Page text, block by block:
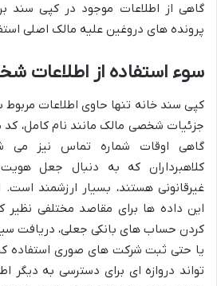
گاهی از اطلاعات موجود در کپی سند
پرونده های دروغین علیه مالک اصلی
سوء استفاده از اطلاعات
کپی سند خانه تنها حاوی اطلاعات
جزئیات شخصی مالک مانند نام کامل،
گاهی اوقات شماره تماس نیز می
کلاهبرداران که به دنبال جعل
غیرقانونی هستند، بسیار ارزشمند است.
این داده ها برای مقاصد مختلفی نظیر
کردن حساب های بانکی جعلی، دریافت
یا حتی ثبت شرکت های صوری استفاده
تواند دروازه ای برای دسترسی به دیگر